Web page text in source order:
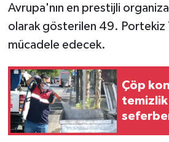
Avrupa'nın en prestijli
olarak gösterilen 49. Portekiz
mücadele edecek.
Çöp
temizlik